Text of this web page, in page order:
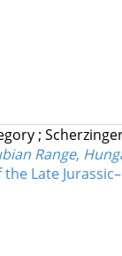
;
Range,
Late